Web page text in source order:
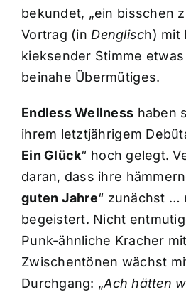
bekundet, „ein bisschen
Vortrag (in Denglisch) mit
kieksender Stimme
beinahe Übermütiges.
Endless Wellness haben
ihrem letztjährigem
Ein Glück“ hoch gelegt.
daran, dass ihre
guten Jahre“ zunächst …
begeistert. Nicht
Punk-ähnliche Kracher
Zwischentönen wächst
Durchgang: „Ach hätten